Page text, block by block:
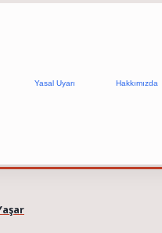
Yasal Uyarı Hakkımızda